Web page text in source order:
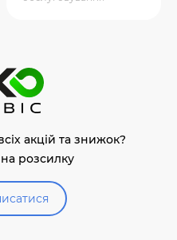
акцій та знижок?
розсилку